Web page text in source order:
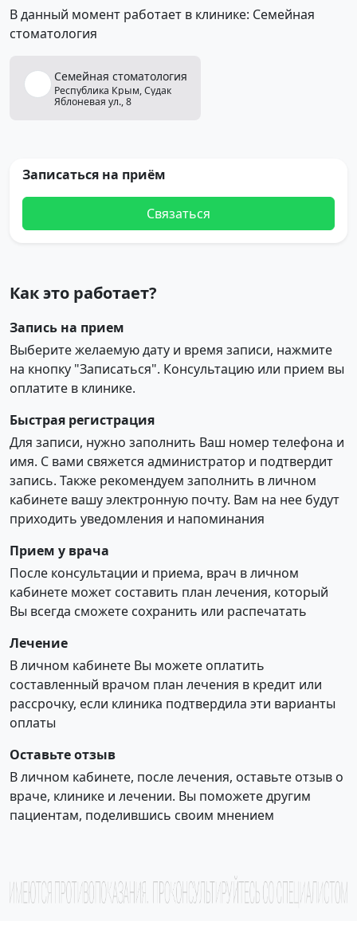
В данный момент работает в клинике: Семейная
стоматология
Семейная стоматология
Республика Крым,Судак
Яблоневая ул., 8
Записаться на приём
Связаться
Как это работает?
Запись на прием
Выберите желаемую дату и время записи, нажмите
на кнопку "Записаться". Консультацию или прием вы
оплатите в клинике.
Быстрая регистрация
Для записи, нужно заполнить Ваш номер телефона и
имя. С вами свяжется администратор и подтвердит
запись. Также рекомендуем заполнить в личном
кабинете вашу электронную почту. Вам на нее будут
приходить уведомления и напоминания
Прием у врача
После консультации и приема, врач в личном
кабинете может составить план лечения, который
Вы всегда сможете сохранить или распечатать
Лечение
В личном кабинете Вы можете оплатить
составленный врачом план лечения в кредит или
рассрочку, если клиника подтвердила эти варианты
оплаты
Оставьте отзыв
В личном кабинете, после лечения, оставьте отзыв о
враче, клинике и лечении. Вы поможете другим
пациентам, поделившись своим мнением